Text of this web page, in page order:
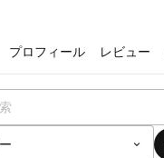
プロフィール レビュー